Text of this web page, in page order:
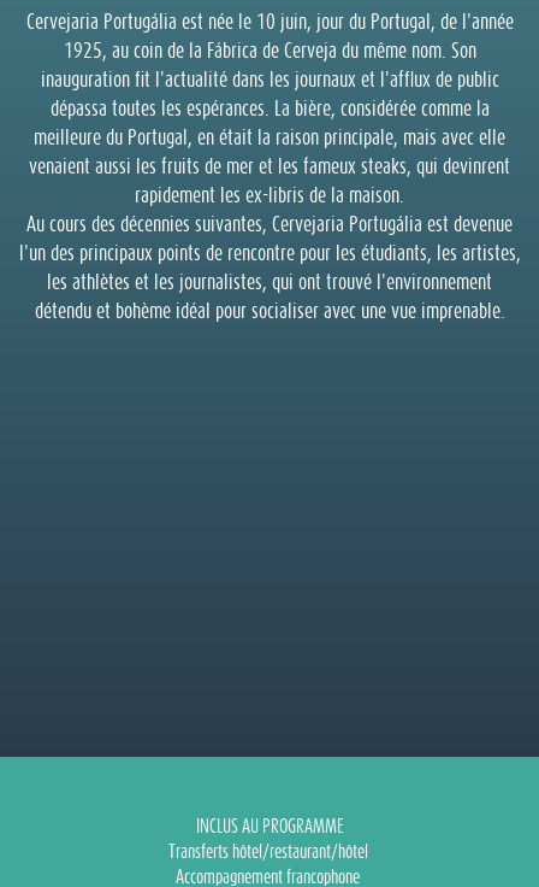
Cervejaria Portugália est née le 10 juin, jour du Portugal, de l'année
1925, au coin de la Fábrica de Cerveja du même nom. Son
inauguration fit l'actualité dans les journaux et l'afflux de public
dépassa toutes les espérances. La bière, considérée comme la
meilleure du Portugal, en était la raison principale, mais avec elle
venaient aussi les fruits de mer et les fameux steaks, qui devinrent
rapidement les ex-libris de la maison.
Au cours des décennies suivantes, Cervejaria Portugália est devenue
l'un des principaux points de rencontre pour les étudiants, les artistes,
les athlètes et les journalistes, qui ont trouvé l'environnement
détendu et bohème idéal pour socialiser avec une vue imprenable.
INCLUS AU PROGRAMME
Transferts hôtel/restaurant/hôtel
Accompagnement francophone